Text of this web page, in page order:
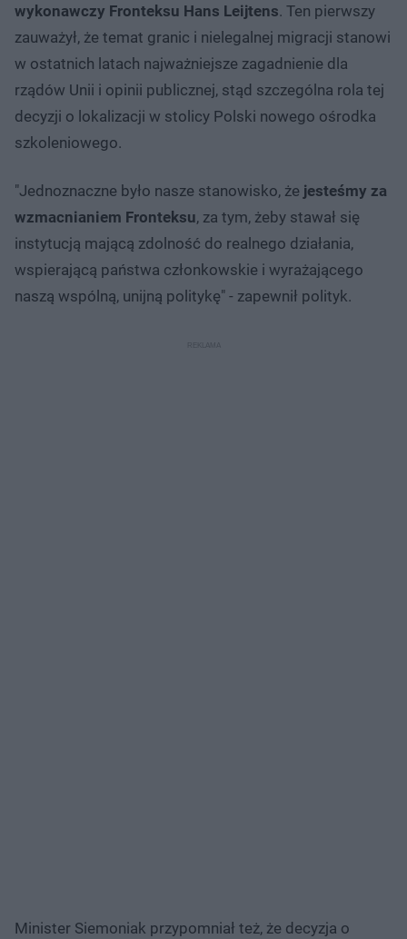
wykonawczy Fronteksu Hans Leijtens. Ten pierwszy
zauważył, że temat granic i nielegalnej migracji stanowi
w ostatnich latach najważniejsze zagadnienie dla
rządów Unii i opinii publicznej, stąd szczególna rola tej
decyzji o lokalizacji w stolicy Polski nowego ośrodka
szkoleniowego.
"Jednoznaczne było nasze stanowisko, że jesteśmy za
wzmacnianiem Fronteksu, za tym, żeby stawał się
instytucją mającą zdolność do realnego działania,
wspierającą państwa członkowskie i wyrażającego
naszą wspólną, unijną politykę" - zapewnił polityk.
Minister Siemoniak przypomniał też, że decyzja o